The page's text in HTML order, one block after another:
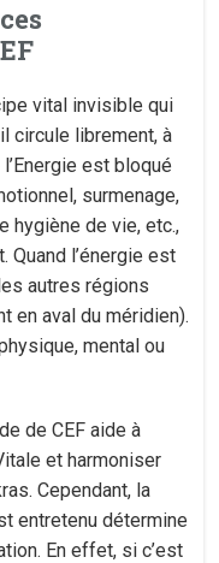
vital invisible qui
circule librement, à
est bloqué
surmenage,
hygiène de vie, etc.,
Quand l’énergie est
autres régions
en aval du méridien).
mental ou
de CEF aide à
et harmoniser
Cependant, la
entretenu détermine
En effet, si c’est